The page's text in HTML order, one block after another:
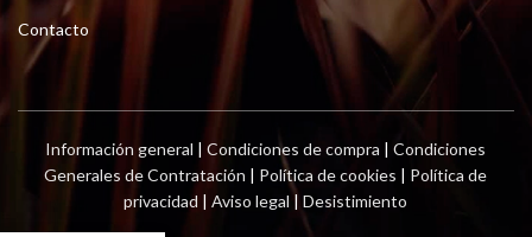
Contacto
Información general |Condiciones de compra |Condiciones
Generales de Contratación | Política de cookies | Política de
privacidad |Aviso legal |Desistimiento